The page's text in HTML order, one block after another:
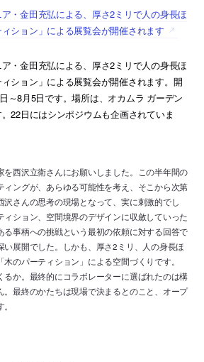
・金田充弘による、厚さ2ミリで人の身長ほ
ション」による展覧会が開催されます
・金田充弘による、厚さ2ミリで人の身長ほ
ション」による展覧会が開催されます。開
～8月5日です。場所は、オカムラ ガーデン
22日にはシンポジウムも企画されていま
を西沢立衛さんにお願いしました。この半年間の
ィングが、あらゆる可能性を考え、そこから次第
沢さんの思考の現場となって、実に刺激的でし
ィション、空間境界のデザインに収斂していった
る事柄への挑戦という最初の依頼に対する回答で
い展開でした。しかも、厚さ2ミリ、人の身長ほ
木のパーティション」による空間づくりです。
るか。最終的にコラボレーターに選ばれたのは構
。最終のかたちは現場で決まるとのこと、オープ